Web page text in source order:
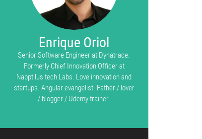
Enrique Oriol
Senior Software Engineer at Dynatrace.
Formerly Chief Innovation Officer at
Napptilus tech Labs. Love innovation and
startups. Angular evangelist. Father / lover
/ blogger / Udemy trainer.